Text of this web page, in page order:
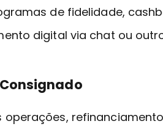
de fidelidade,
digital via chat ou
operações,